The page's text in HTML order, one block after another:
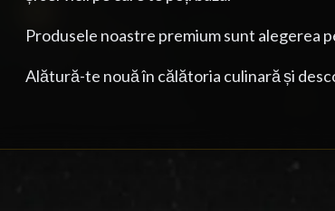
Produsele noastre premium sunt alegerea
Alătură-te nouă în călătoria culinară și